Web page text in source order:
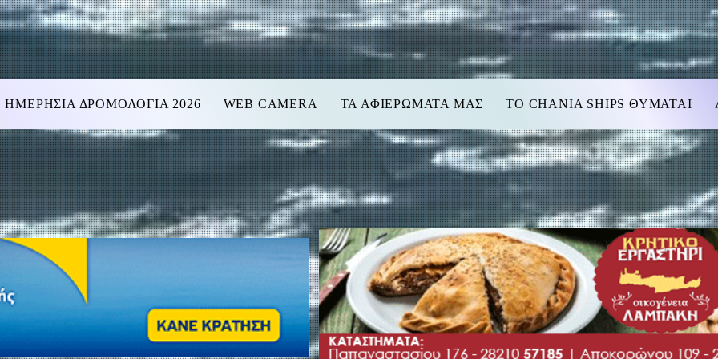
ΗΜΕΡΗΣΙΑ ΔΡΟΜΟΛΟΓΙΑ 2026 WEB CAMERA ΤΑ ΑΦΙΕΡΩΜΑΤΑ ΜΑΣ TO CHANIA SHIPS ΘΥΜΑΤΑΙ